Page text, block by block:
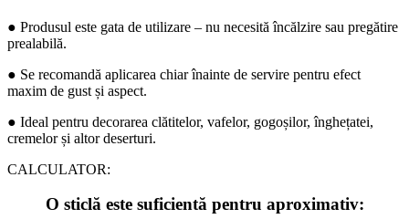
● Produsul este gata de utilizare – nu necesită încălzire sau pregătire
prealabilă.
● Se recomandă aplicarea chiar înainte de servire pentru efect
maxim de gust și aspect.
● Ideal pentru decorarea clătitelor, vafelor, gogoșilor, înghețatei,
cremelor și altor deserturi.
CALCULATOR:
O sticlă este suficientă pentru aproximativ: